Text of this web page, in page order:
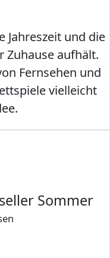
Jahreszeit und die
Zuhause aufhält.
Fernsehen und
vielleicht
Sommer